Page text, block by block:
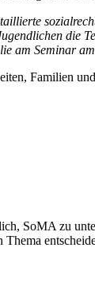
die
am Seminar
Familien
SoMA zu